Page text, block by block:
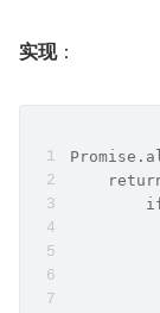
实现：